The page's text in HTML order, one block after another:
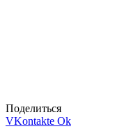
Поделиться
VKontakte Ok